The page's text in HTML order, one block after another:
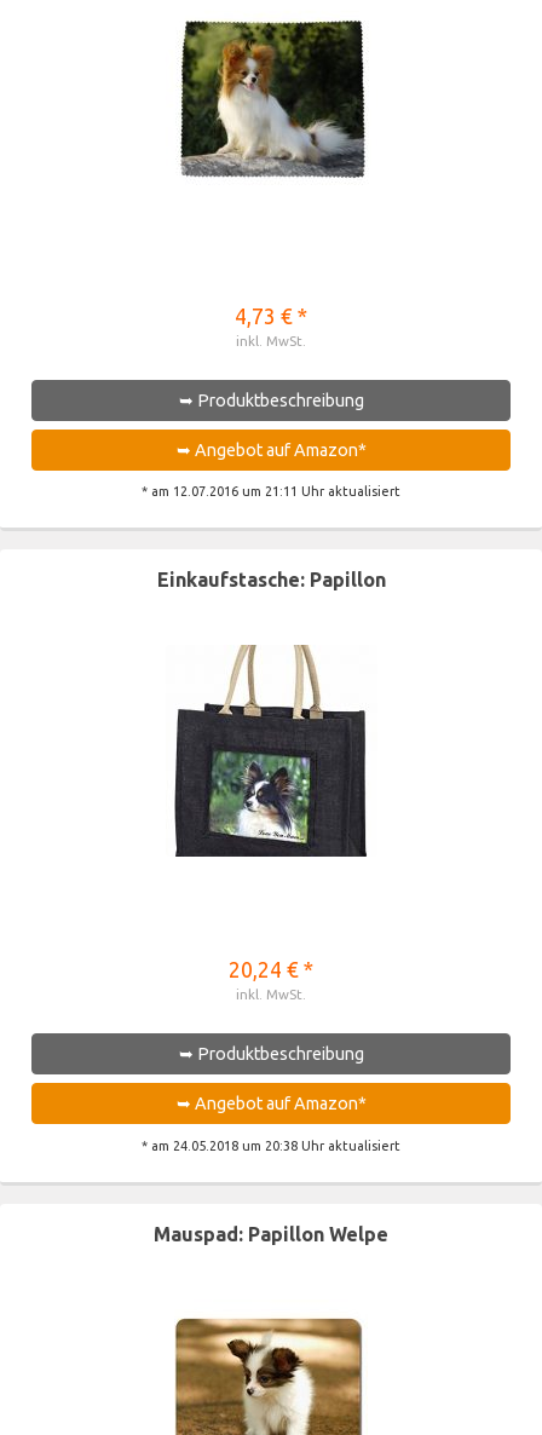
4,73 € *
inkl. MwSt.
➥ Produktbeschreibung
➥ Angebot auf Amazon*
* am 12.07.2016 um 21:11 Uhr aktualisiert
Einkaufstasche: Papillon
20,24 € *
inkl. MwSt.
➥ Produktbeschreibung
➥ Angebot auf Amazon*
* am 24.05.2018 um 20:38 Uhr aktualisiert
Mauspad: Papillon Welpe